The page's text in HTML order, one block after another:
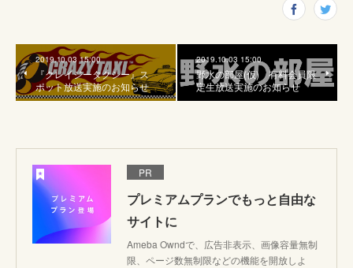
2019.10.03 15:00
『クレイジータクシー』ス
ポット放送実施のお知らせ
2019.10.03 15:00
野水の部屋(仮) 有料会員限
定生放送実施のお知らせ
PR
プレミアムプランでもっと自由な
サイトに
Ameba Owndで、広告非表示、画像容量無制
限、ページ数無制限などの機能を開放しよ